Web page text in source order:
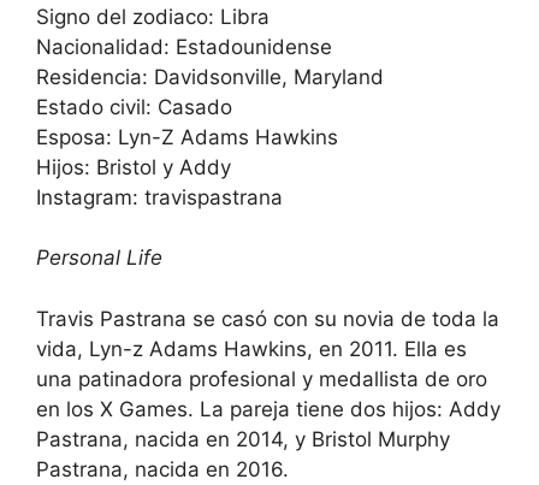
Signo del zodiaco: Libra
Nacionalidad: Estadounidense
Residencia: Davidsonville, Maryland
Estado civil: Casado
Esposa: Lyn-Z Adams Hawkins
Hijos: Bristol y Addy
Instagram: travispastrana
Personal Life
Travis Pastrana se casó con su novia de toda la
vida, Lyn-z Adams Hawkins, en 2011. Ella es
una patinadora profesional y medallista de oro
en los X Games. La pareja tiene dos hijos: Addy
Pastrana, nacida en 2014, y Bristol Murphy
Pastrana, nacida en 2016.